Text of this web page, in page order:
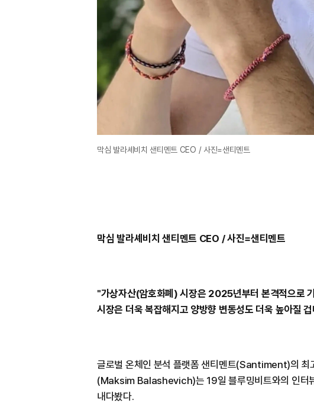
막심 발라셰비치 샌티멘트 CEO / 사진=샌티멘트
막심 발라셰비치 샌티멘트 CEO / 사진=샌티멘트
"가상자산(암호화폐) 시장은 2025년부터 본격적으로
시장은 더욱 복잡해지고 양방향 변동성도 더욱 높아질
글로벌 온체인 분석 플랫폼 샌티멘트(Santiment)의
(Maksim Balashevich)는 19일 블루밍비트와의 인터
내다봤다.